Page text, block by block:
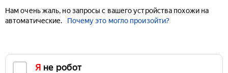
Нам очень жаль, но запросы с вашего устройства похожи на
автоматические.
Почему это могло произойти?
Я не робот